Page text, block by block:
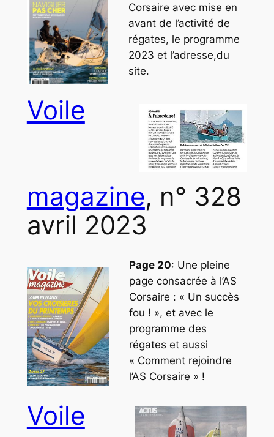
Corsaire avec mise en
avant de l’activité de
régates, le programme
2023 et l’adresse,du
site.
Voile
magazine, n° 328
avril 2023
Page 20: Une pleine
page consacrée à l’AS
Corsaire : « Un succès
fou ! », et avec le
programme des
régates et aussi
« Comment rejoindre
l’AS Corsaire » !
Voile